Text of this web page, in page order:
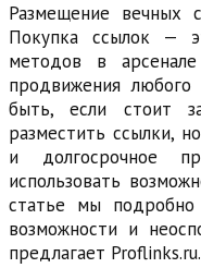
Размещение вечных
Покупка ссылок —
методов в
продвижения
быть, если стоит
разместить ссылки,
и долгосрочное
использовать
статье мы подробно
возможности и
предлагает Proflinks.ru.